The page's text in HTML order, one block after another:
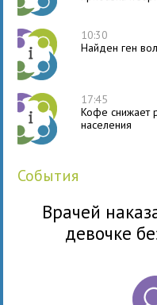
10:30
Найден ген
17:45
Кофе снижает
населения
события
Врачей
девочке